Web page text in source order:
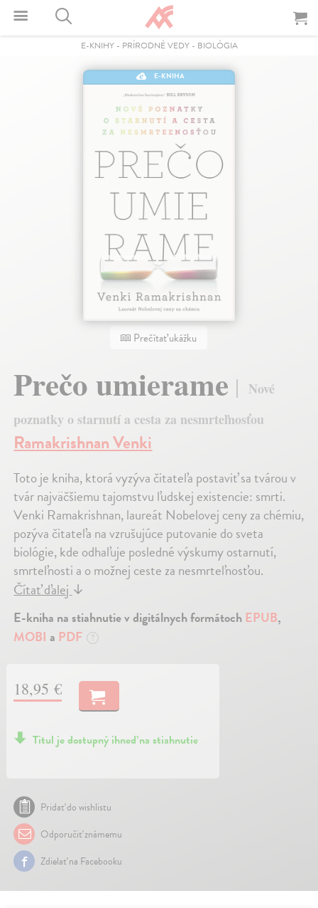
E-KNIHY- PRÍRODNÉ VEDY- BIOLÓGIA
E-KNIHA
Prečítať ukážku
Prečo umierame
Nové
poznatky o starnutí a cesta za nesmrteľnosťou
Ramakrishnan Venki
Toto je kniha, ktorá vyzýva čitateľa postaviť sa tvárou v
tvár najväčšiemu tajomstvu ľudskej existencie: smrti.
Venki Ramakrishnan, laureát Nobelovej ceny za chémiu,
pozýva čitateľa na vzrušujúce putovanie do sveta
biológie, kde odhaľuje posledné výskumy ostarnutí,
smrteľnosti a o možnej ceste za nesmrteľnosťou.
Čítať ďalej↓
E-kniha na stiahnutie v digitálnych formátoch EPUB,
MOBI a PDF ?
18,95 €
Titul je dostupný ihneď na stiahnutie
Pridať do wishlistu
Odporučiť známemu
Zdielať na Facebooku